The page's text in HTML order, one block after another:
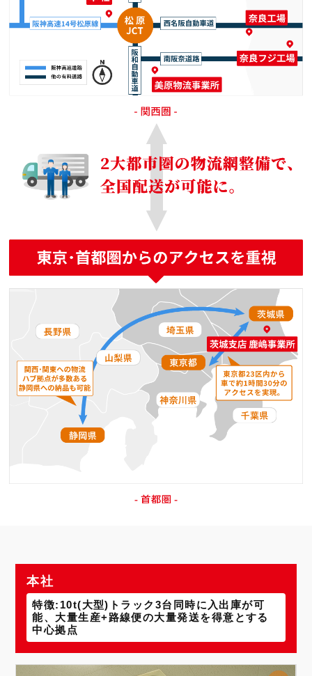
本社
特徴:10t(大型)トラック3台同時に入出庫が可
能、大量生産+路線便の大量発送を得意とする
中心拠点